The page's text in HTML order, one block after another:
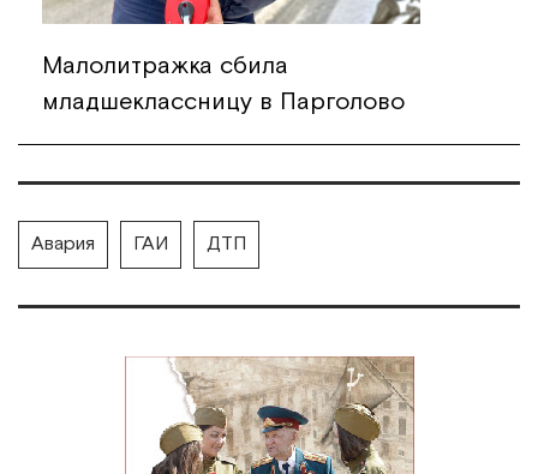
Малолитражка сбила
младшеклассницу в Парголово
Авария ГАИ ДТП